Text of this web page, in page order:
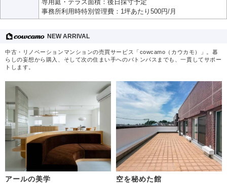
専用庭・テラス面積：後日採寸予定
事務所利用時特別管理費：1坪あたり500円/月
NEW ARRIVAL
中古・リノベーションマンションの売買サービス「cowcamo（カウカモ）」。暮
らしの妄想から購入、そして次の住まい手へのバトンパスまでも、一貫してサポー
トします。
アールの美学 空を秘めた館